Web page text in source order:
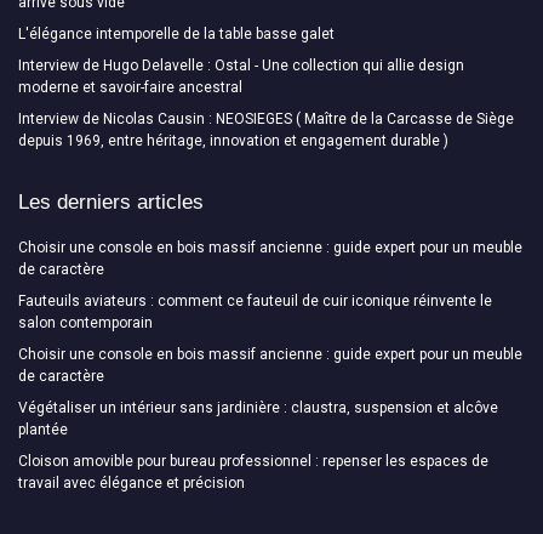
L'élégance intemporelle de la table basse galet
Interview de Hugo Delavelle : Ostal - Une collection qui allie design
moderne et savoir-faire ancestral
Interview de Nicolas Causin : NEOSIEGES ( Maître de la Carcasse de Siège
depuis 1969, entre héritage, innovation et engagement durable )
Les derniers articles
Choisir une console en bois massif ancienne : guide expert pour un meuble
de caractère
Fauteuils aviateurs : comment ce fauteuil de cuir iconique réinvente le
salon contemporain
Choisir une console en bois massif ancienne : guide expert pour un meuble
de caractère
Végétaliser un intérieur sans jardinière : claustra, suspension et alcôve
plantée
Cloison amovible pour bureau professionnel : repenser les espaces de
travail avec élégance et précision